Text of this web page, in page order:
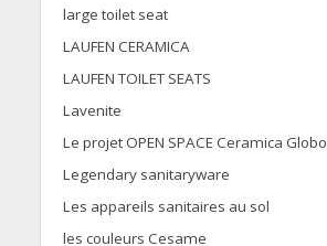
large toilet seat
LAUFEN CERAMICA
LAUFEN TOILET SEATS
Lavenite
Le projet OPEN SPACE Ceramica Globo
Legendary sanitaryware
Les appareils sanitaires au sol
les couleurs Cesame